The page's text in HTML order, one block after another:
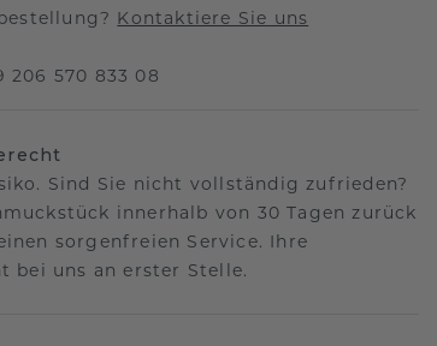
Kontaktiere Sie uns
206 570 833 08
Sind Sie nicht vollständig zufrieden?
innerhalb von 30 Tagen zurück
sorgenfreien Service. Ihre
bei uns an erster Stelle.